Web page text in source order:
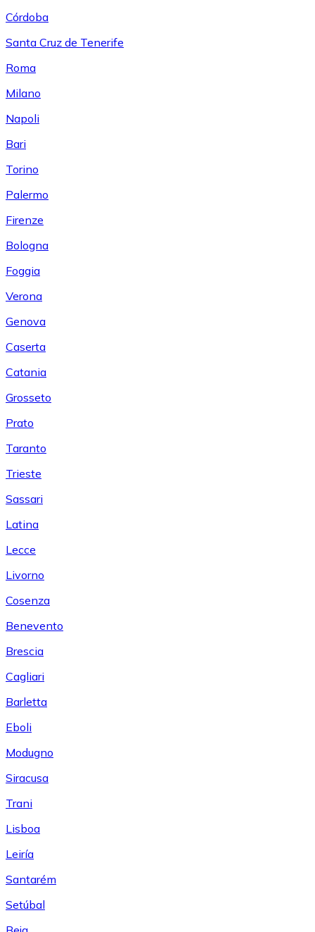
Córdoba
Santa Cruz de Tenerife
Roma
Milano
Napoli
Bari
Torino
Palermo
Firenze
Bologna
Foggia
Verona
Genova
Caserta
Catania
Grosseto
Prato
Taranto
Trieste
Sassari
Latina
Lecce
Livorno
Cosenza
Benevento
Brescia
Cagliari
Barletta
Eboli
Modugno
Siracusa
Trani
Lisboa
Leiría
Santarém
Setúbal